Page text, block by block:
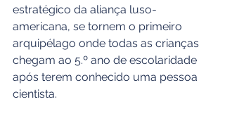
estratégico da aliança luso-
americana, se tornem o primeiro
arquipélago onde todas as crianças
chegam ao 5.º ano de escolaridade
após terem conhecido uma pessoa
cientista.